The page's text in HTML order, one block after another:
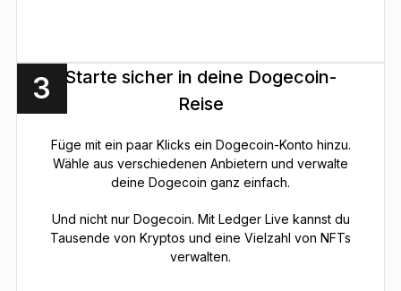
3
Starte sicher in deine Dogecoin-
Reise
Füge mit ein paar Klicks ein Dogecoin-Konto hinzu.
Wähle aus verschiedenen Anbietern und verwalte
deine Dogecoin ganz einfach.
Und nicht nur Dogecoin. Mit Ledger Live kannst du
Tausende von Kryptos und eine Vielzahl von NFTs
verwalten.